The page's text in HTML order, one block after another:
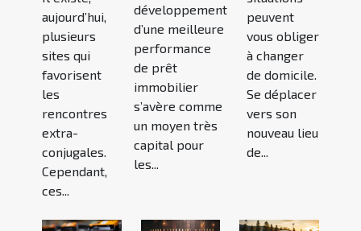
aujourd’hui,
plusieurs
sites qui
favorisent
les
rencontres
extra-
conjugales.
Cependant,
ces...
développement
d’une meilleure
performance
de prêt
immobilier
s’avère comme
un moyen très
capital pour
les...
peuvent
vous obliger
à changer
de domicile.
Se déplacer
vers son
nouveau lieu
de...